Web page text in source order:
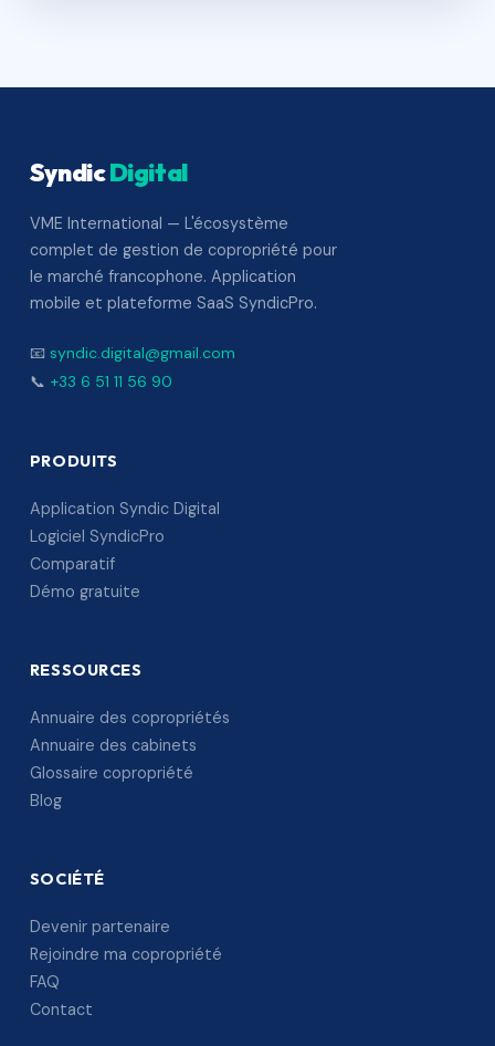
SyndicDigital
VME International — L'écosystème
complet de gestion de copropriété pour
le marché francophone. Application
mobile et plateforme SaaS SyndicPro.
📧 syndic.digital@gmail.com
📞 +33 6 51 11 56 90
PRODUITS
Application Syndic Digital
Logiciel SyndicPro
Comparatif
Démo gratuite
RESSOURCES
Annuaire des copropriétés
Annuaire des cabinets
Glossaire copropriété
Blog
SOCIÉTÉ
Devenir partenaire
Rejoindre ma copropriété
FAQ
Contact